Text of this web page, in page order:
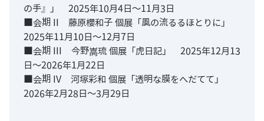
の手』」 2025年10月4日～11月3日
■会期 II 藤原櫻和子 個展「風の流るるほとりに」
2025年11月10日～12月7日
■会期 III 今野嵩琉 個展「虎日記」 2025年12月13
日～2026年1月22日
■会期 IV 河塚彩和 個展「透明な膜をへだてて」
2026年2月28日～3月29日